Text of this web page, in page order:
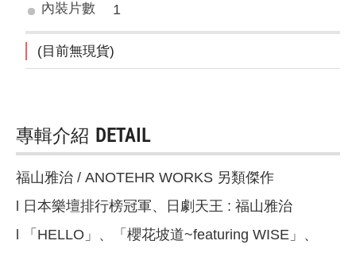
內裝片數 1
(目前無現貨)
專輯介紹 DETAIL
福山雅治 / ANOTEHR WORKS 另類傑作
l 日本樂壇排行榜冠軍、日劇天王 : 福山雅治
l 「HELLO」、「櫻花坡道~featuring WISE」、